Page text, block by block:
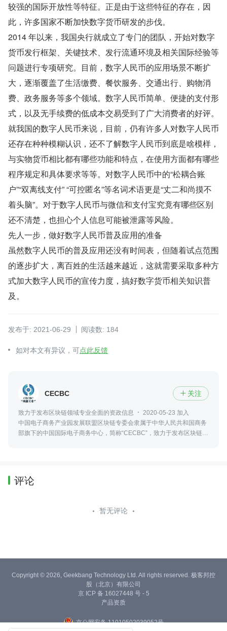
较强的国际开放性等特征。正是由于这些特征的存在，因
此，许多国家不断加快数字货币研发的步伐。
2014 年以来，我国央行就成立了专门的团队，开始对数字
货币发行框架、关键技术、发行流通环境及相关国际经验等
问题进行专项研究。目前，数字人民币的应用场景不断扩
大，逐渐覆盖了生活缴费、餐饮服务、交通出行、购物消
费、政务服务等多个领域。数字人民币简单、便捷的支付形
式，以及无手续费的低成本交易受到了广大消费者的好评。
就我国的数字人民币来说，目前，仍有许多人对数字人民币
还存在种种模糊认识，还不了解数字人民币到底是啥模样，
与实物货币相比都有哪些功能和特点，在使用方面都有哪些
程序规定和具体要求等等。对数字人民币中的“松耦合账
户”“双离线支付” “可控匿名”等名词术语更是“丈二和尚摸不
着头脑”。对于数字人民币与微信和支付宝究竟有哪些区别
还不清楚，也担心个人信息可能被泄露等风险。
先人一步，做好数字人民币普及应用的准备
虽然数字人民币的普及应用还没有时间表，但随着试点范围
的逐步扩大，离百姓的生活越来越近，这就需要采取多种方
式加大数字人民币的宣传力度，搞好数字货币相关知识普
及。
发布于: 2021-06-29 阅读数: 184
如对本文有异议，可点此反馈
CECBC  关注
致力于发布区块链领域专业全面的资政信息
2020-05-23 加入
中国电子商务产业园发展联盟区块链专委会隶属于中华人民共和国商务
部旗下的中国国际电子商务中心，简称“CECBC”，致力于发布区块链领
评论
暂无评论
Copyright © 2026, Geekbang Technology Ltd. All rights reserved. 极客邦控
股（北京）有限公司
京 ICP 备 16027448 号 - 5
产品资质
京公网安备 11010502039052号